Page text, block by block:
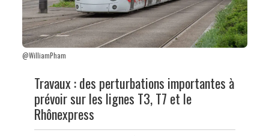
@WilliamPham
Travaux : des perturbations importantes à
prévoir sur les lignes T3, T7 et le
Rhônexpress